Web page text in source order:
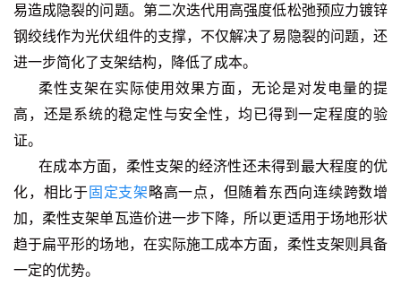
易造成隐裂的问题。第二次迭代用高强度低松弛预应力镀锌
钢绞线作为光伏组件的支撑，不仅解决了易隐裂的问题，还
进一步简化了支架结构，降低了成本。
柔性支架在实际使用效果方面，无论是对发电量的提
高，还是系统的稳定性与安全性，均已得到一定程度的验
证。
在成本方面，柔性支架的经济性还未得到最大程度的优
化，相比于固定支架略高一点，但随着东西向连续跨数增
加，柔性支架单瓦造价进一步下降，所以更适用于场地形状
趋于扁平形的场地， 在实际施工成本方面，柔性支架则具备
一定的优势。